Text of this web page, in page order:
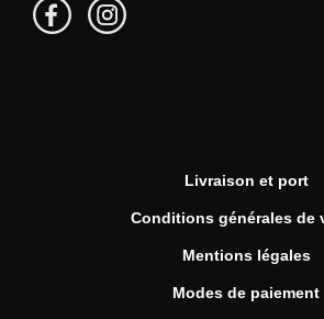
Livraison et port
Conditions générales de
Mentions légales
Modes de paiement